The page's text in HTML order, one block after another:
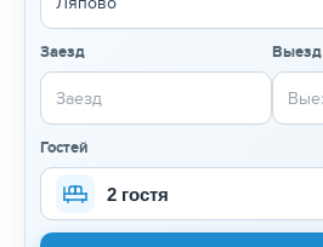
Заезд Выезд
Гостей
2 гостя